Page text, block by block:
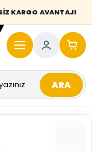
KARGO AVANTAJI
bedeli alıcıya
ARA